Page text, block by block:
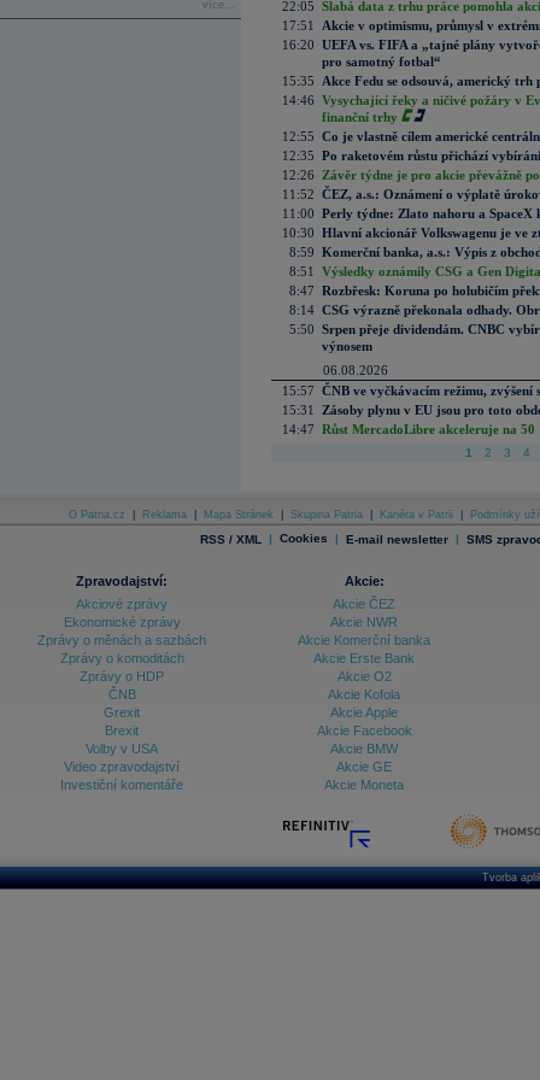
více...
22:05 Slabá data z trhu práce pomohla
17:51
Akcie v optimismu, průmysl v
16:20 UEFA vs. FIFA a „tajné plány
pro samotný fotbal“
15:35
Akce Fedu se odsouvá, americký
14:46 Vysychající řeky a ničivé požáry v
finanční trhy
12:55 Co je vlastně cílem americké
12:35 Po raketovém růstu přichází
12:26
Závěr týdne je pro akcie převážně
11:52 ČEZ, a.s.: Oznámení o výplatě
11:00 Perly týdne: Zlato nahoru a SpaceX
10:30 Hlavní akcionář Volkswagenu je ve
8:59 Komerční banka, a.s.: Výpis z
8:51
Výsledky oznámily CSG a Gen
8:47 Rozbřesk: Koruna po holubičím
8:14 CSG výrazně překonala odhady.
5:50 Srpen přeje dividendám. CNBC
výnosem
06.08.2026
15:57 ČNB ve vyčkávacím režimu, zvýšení
15:31
Zásoby plynu v EU jsou pro toto
14:47 Růst MercadoLibre akceleruje na
1 2 3 4
O Patria.cz Reklama Mapa Stránek Skupina Patria Kariéra v Patrii Podmínky
RSS / XML | Cookies | E-mail newsletter | SMS
Zpravodajství:
Akciové zprávy
Ekonomické zprávy
Zprávy o měnách a sazbách
Zprávy o komoditách
Zprávy o HDP
ČNB
Grexit
Brexit
Volby v USA
Video zpravodajství
Investiční komentáře
Akcie:
Akcie ČEZ
Akcie NWR
Akcie Komerční banka
Akcie Erste Bank
Akcie O2
Akcie Kofola
Akcie Apple
Akcie Facebook
Akcie BMW
Akcie GE
Akcie Moneta
Tvorba